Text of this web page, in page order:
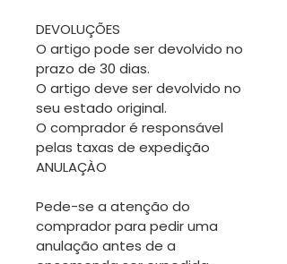
DEVOLUÇÕES
O artigo pode ser devolvido no
prazo de 30 dias.
O artigo deve ser devolvido no
seu estado original.
O comprador é responsável
pelas taxas de expedição
ANULAÇÀO
Pede-se a atenção do
comprador para pedir uma
anulação antes de a